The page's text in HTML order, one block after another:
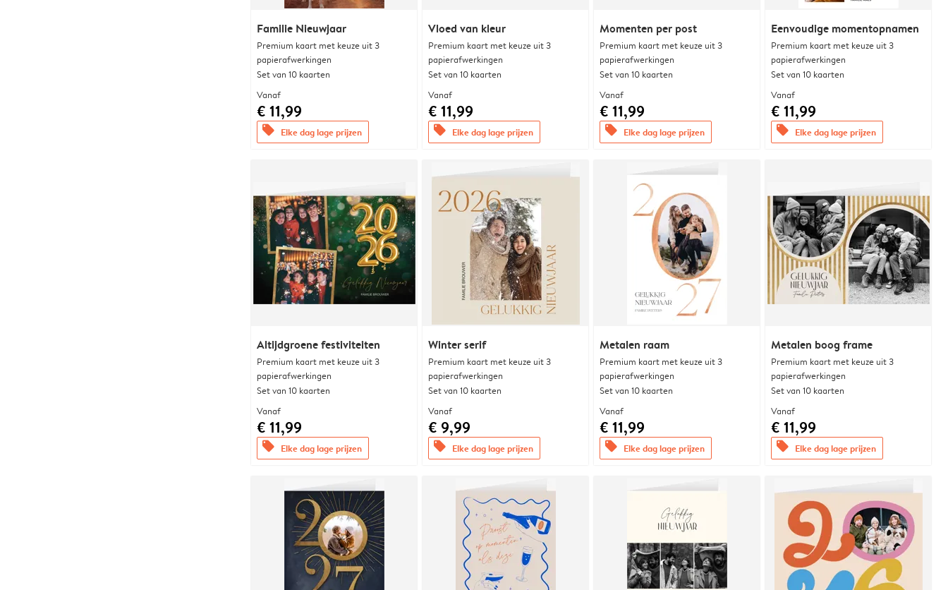
Familie Nieuwjaar
Premium kaart met keuze uit 3
papierafwerkingen
Set van 10 kaarten
Vanaf
€ 11,99
offers Elke dag lage prijzen
Vloed van kleur
Premium kaart met keuze uit 3
papierafwerkingen
Set van 10 kaarten
Vanaf
€ 11,99
offers Elke dag lage prijzen
Momenten per post
Premium kaart met keuze uit 3
papierafwerkingen
Set van 10 kaarten
Vanaf
€ 11,99
offers Elke dag lage prijzen
Eenvoudige momentopnamen
Premium kaart met keuze uit 3
papierafwerkingen
Set van 10 kaarten
Vanaf
€ 11,99
offers Elke dag lage prijzen
Altijdgroene festiviteiten
Premium kaart met keuze uit 3
papierafwerkingen
Set van 10 kaarten
Vanaf
€ 11,99
offers Elke dag lage prijzen
Winter serif
Premium kaart met keuze uit 3
papierafwerkingen
Set van 10 kaarten
Vanaf
€ 9,99
offers Elke dag lage prijzen
Metalen raam
Premium kaart met keuze uit 3
papierafwerkingen
Set van 10 kaarten
Vanaf
€ 11,99
offers Elke dag lage prijzen
Metalen boog frame
Premium kaart met keuze uit 3
papierafwerkingen
Set van 10 kaarten
Vanaf
€ 11,99
offers Elke dag lage prijzen